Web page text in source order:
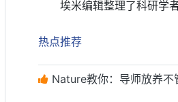
埃米编辑整理了科研学
热点推荐
Nature教你：导师放养不